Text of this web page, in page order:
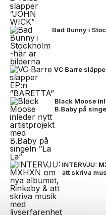
Bad Bunny i
VC Barre
Black Moose
B.Baby på
INTERVJU:
att skriva